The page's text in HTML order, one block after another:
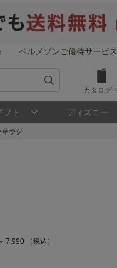
ベルメゾンご優待サービス
カタログ
フト ディズニー
草ラグ
7,990 （税込）